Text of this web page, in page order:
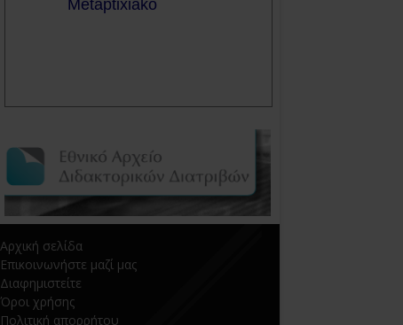
Αρχική σελίδα
Επικοινωνήστε μαζί μας
Διαφημιστείτε
Όροι χρήσης
Πολιτική απορρήτου